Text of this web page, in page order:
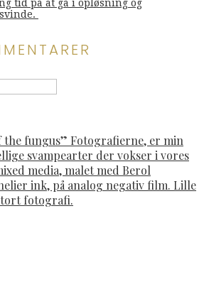
tid på at gå i opløsning og
fungus” Fotografierne, er min
svampearter der vokser i vores
media, malet med Berol
ink, på analog negativ film. Lille
fotografi.